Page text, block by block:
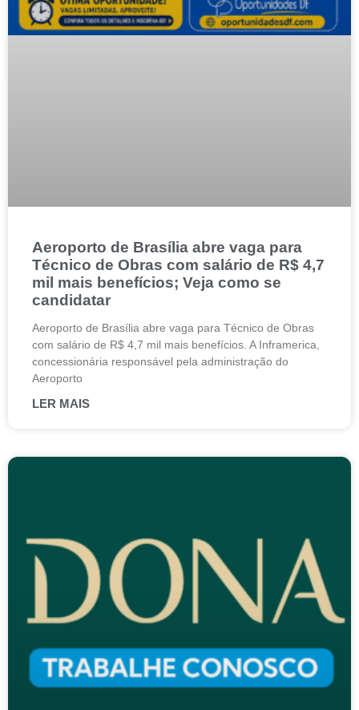
Aeroporto de Brasília abre vaga para
Técnico de Obras com salário de R$ 4,7
mil mais benefícios; Veja como se
candidatar
Aeroporto de Brasília abre vaga para Técnico de Obras
com salário de R$ 4,7 mil mais benefícios. A Inframerica,
concessionária responsável pela administração do
Aeroporto
LER MAIS